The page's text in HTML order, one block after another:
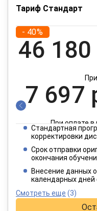
Тариф Стандарт
- 40%
46 180
7 697
При оплате в
3
При оплате в
Стандартная
корректировки
Срок отправки
окончания
Внесение данных
календарных
Смотреть еще (3)